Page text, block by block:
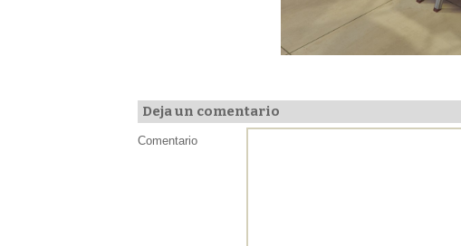
Deja un comentario
Comentario